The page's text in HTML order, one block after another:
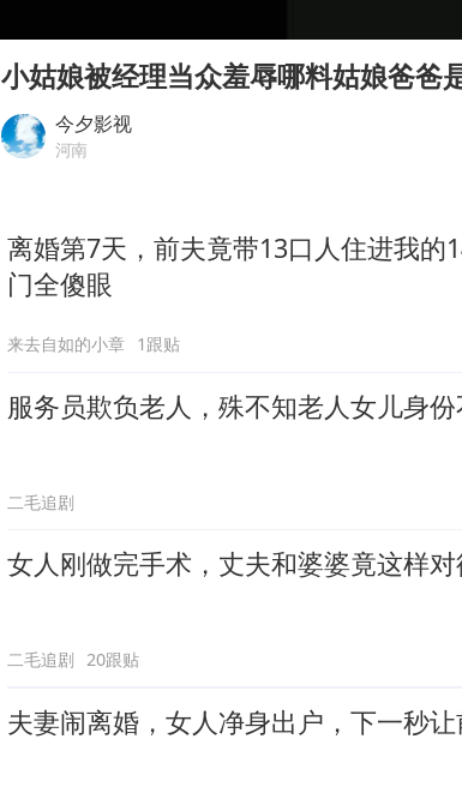
微信新功能：你可以“撤回”
福建省泉州市委书记张毅恭
38岁演员求职万岁山NPC成
小姑娘被经理当众羞辱哪料姑娘爸爸
今夕影视
河南
离婚第7天，前夫竟带13口人住进我的
门全傻眼
来去自如的小章 1跟贴
服务员欺负老人，殊不知老人女儿身份
二毛追剧
女人刚做完手术，丈夫和婆婆竟这样对
二毛追剧 20跟贴
夫妻闹离婚，女人净身出户，下一秒让